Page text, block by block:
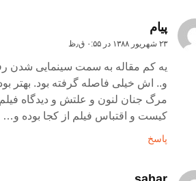
پیام
۲۳ شهریور ۱۳۸۸ در ۰:۵۵ ق٫ظ
یه کم مقاله به سمت سینمایی شدن
و.. اش خیلی فاصله گرفته بود. بهتر
مرگ جنان لنون و علتش و دیدگاه فیلم
کیست و اقتباس فیلم از کجا بوده و…
پاسخ